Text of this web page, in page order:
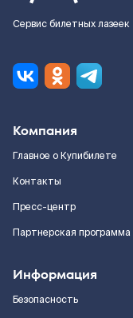
Сервис билетных лазеек
Компания
Главное о Купибилете
Контакты
Пресс-центр
Партнерская программа
Информация
Безопасность